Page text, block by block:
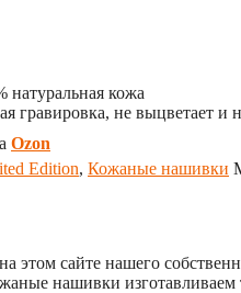
натуральная кожа
гравировка, не выцветает и
Ozon
Edition, Кожаные нашивки
этом сайте нашего
нашивки изготавливаем